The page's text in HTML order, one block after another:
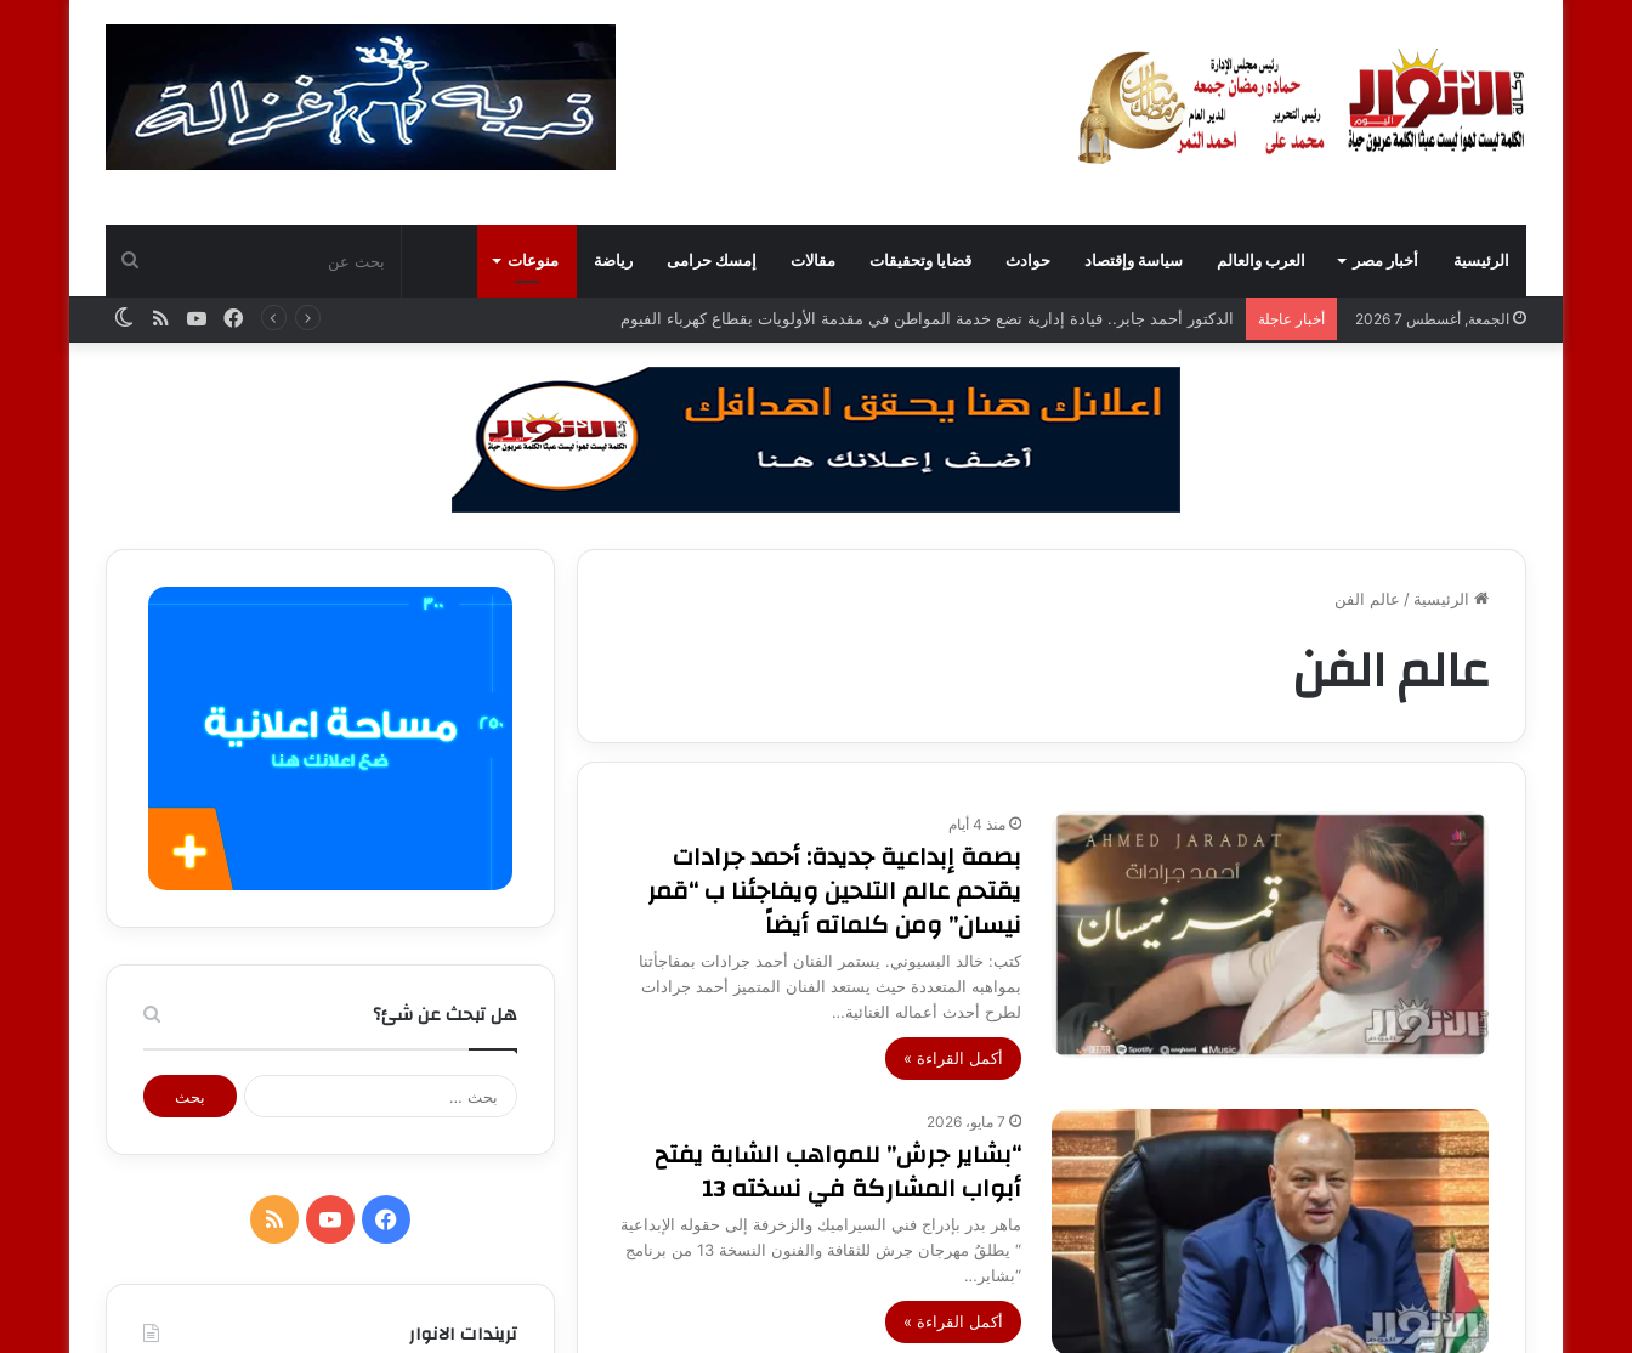
الرئيسية أخبار مصر العرب والعالم سياسة وإقتصاد حوادث قضايا وتحقيقات مقالات إمسك حرامى رياضة منوعات بحث
عن
الجمعة, أغسطس 7 2026 أخبار عاجلة المحاسب محمد نبيل عبد الغفار فولي.. قيادة إدارية ناجحة على رأس فرع إيرادات طامية
ملخصيوتيوب
فيسبوك
الرئيسية / عالم الفن
عالم الفن
منذ 4 أيام
بصمة إبداعية جديدة: أحمد جرادات
يقتحم عالم التلحين ويفاجئنا ب “قمر
نيسان” ومن كلماته أيضاً
كتب: خالد البسيوني. يستمر الفنان أحمد جرادات بمفاجأتنا
بمواهبه المتعددة حيث يستعد الفنان المتميز أحمد جرادات
لطرح أحدث أعماله الغنائية…
أكمل القراءة »
7 مايو، 2026
“بشاير جرش” للمواهب الشابة يفتح
أبواب المشاركة في نسخته 13
ماهر بدر بإدراج فني السيراميك والزخرفة إلى حقوله الإبداعية
“ يطلقُ مهرجان جرش للثقافة والفنون النسخة 13 من برنامج
“بشاير…
أكمل القراءة »
هل تبحث عن شئ؟
البحث
عن:
فيسبوكيوتيوبملخص
تريندات الانوار